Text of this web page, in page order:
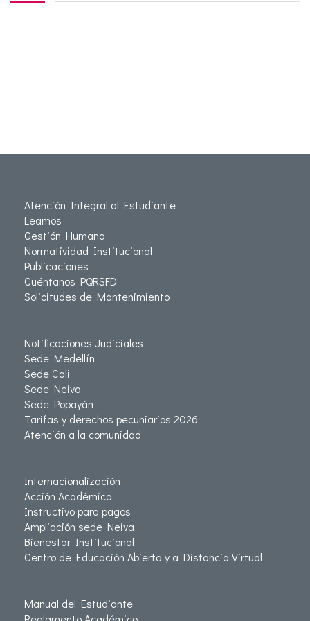
Atención Integral al Estudiante
Leamos
Gestión Humana
Normatividad Institucional
Publicaciones
Cuéntanos PQRSFD
Solicitudes de Mantenimiento
Notificaciones Judiciales
Sede Medellín
Sede Cali
Sede Neiva
Sede Popayán
Tarifas y derechos pecuniarios 2026
Atención a la comunidad
Internacionalización
Acción Académica
Instructivo para pagos
Ampliación sede Neiva
Bienestar Institucional
Centro de Educación Abierta y a Distancia Virtual
Manual del Estudiante